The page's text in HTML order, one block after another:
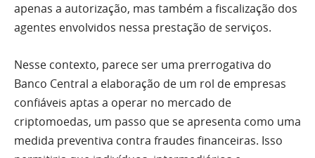
apenas a autorização, mas também a fiscalização dos
agentes envolvidos nessa prestação de serviços.
Nesse contexto, parece ser uma prerrogativa do
Banco Central a elaboração de um rol de empresas
confiáveis aptas a operar no mercado de
criptomoedas, um passo que se apresenta como uma
medida preventiva contra fraudes financeiras. Isso